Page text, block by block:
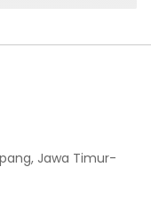
Jawa Timur-